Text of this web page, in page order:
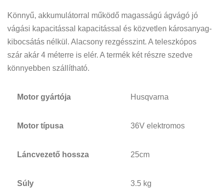
Könnyű, akkumulátorral működő magasságú ágvágó jó
vágási kapacitással kapacitással és közvetlen károsanyag-
kibocsátás nélkül. Alacsony rezgésszint. A teleszkópos
szár akár 4 méterre is elér. A termék két részre szedve
könnyebben szállítható.
Motor gyártója Husqvarna
Motor típusa 36V elektromos
Láncvezető hossza 25cm
Súly 3.5 kg